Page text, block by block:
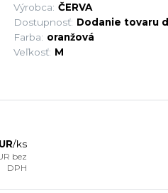
Výrobca: ČERVA
Dostupnosť: Dodanie tovaru
Farba: oranžová
Veľkosť: M
/ks
bez
DPH